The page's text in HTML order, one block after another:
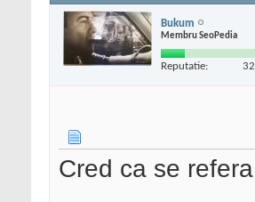
Bukum
Membru SeoPedia
Reputatie: 32
Cred ca se